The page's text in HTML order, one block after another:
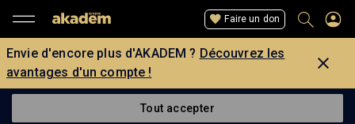
Faire un don
Envie d'encore plus d'AKADEM ? Découvrez les
avantages d'un compte !
Tout accepter